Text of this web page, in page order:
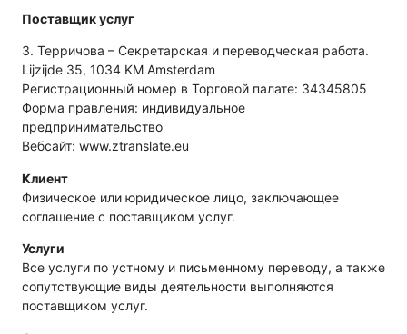
Поставщик услуг
З. Терричова – Секретарская и переводческая работа.
Lijzijde 35, 1034 KM Amsterdam
Регистрационный номер в Торговой палате: 34345805
Форма правления: индивидуальное
предпринимательство
Вебсайт: www.ztranslate.eu
Клиент
Физическое или юридическое лицо, заключающее
соглашение с поставщиком услуг.
Услуги
Все услуги по устному и письменному переводу, а также
сопутствующие виды деятельности выполняются
поставщиком услуг.